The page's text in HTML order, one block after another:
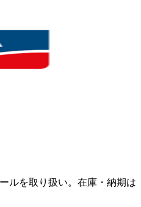
ルを取り扱い。在庫・納期は